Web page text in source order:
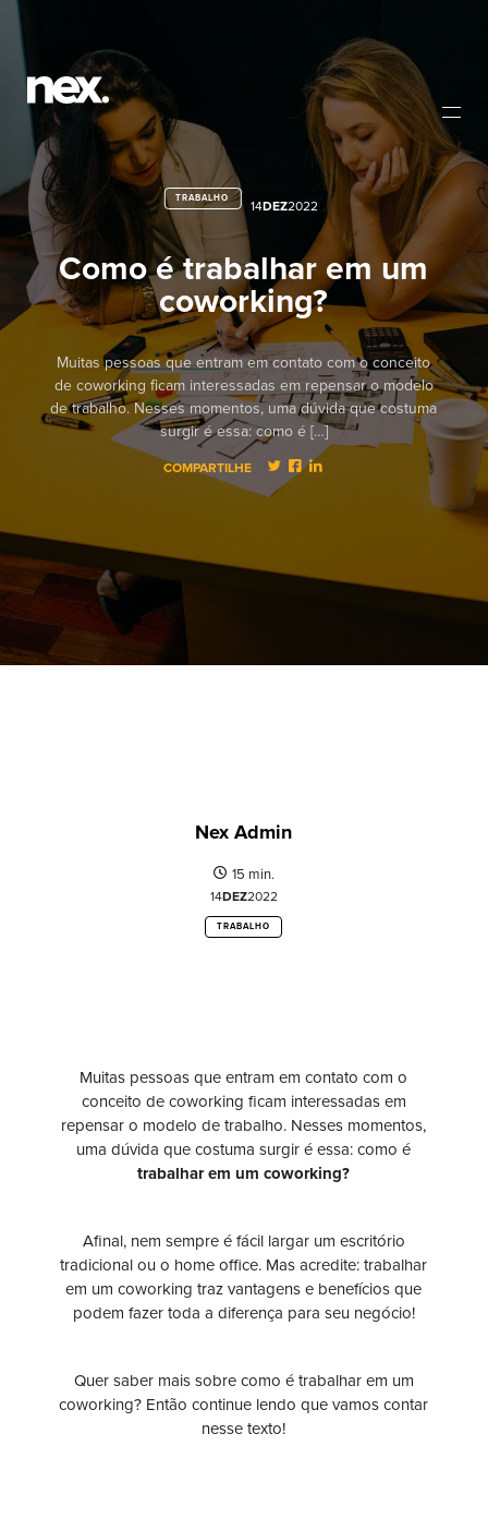
TRABALHO
14DEZ2022
Como é trabalhar em um
coworking?
Muitas pessoas que entram em contato com o conceito
de coworking ficam interessadas em repensar o modelo
de trabalho. Nesses momentos, uma dúvida que costuma
surgir é essa: como é […]
COMPARTILHE
Muitas pessoas que entram em contato com o
conceito de coworking ficam interessadas em
repensar o modelo de trabalho. Nesses momentos,
uma dúvida que costuma surgir é essa: como é
trabalhar em um coworking?
Afinal, nem sempre é fácil largar um escritório
tradicional ou o home office. Mas acredite: trabalhar
em um coworking traz vantagens e benefícios que
podem fazer toda a diferença para seu negócio!
Quer saber mais sobre como é trabalhar em um
coworking? Então continue lendo que vamos contar
nesse texto!
Nex Admin
15 min.
14DEZ2022
TRABALHO